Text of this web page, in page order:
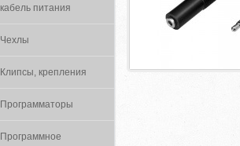
кабель питания
Чехлы
Клипсы, крепления
Программаторы
Программное